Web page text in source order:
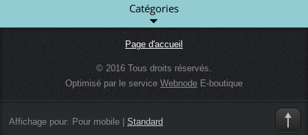
Catégories
Page d'accueil
© 2016 Tous droits réservés.
Optimisé par le service Webnode E-boutique
Affichage pour: Pour mobile| Standard